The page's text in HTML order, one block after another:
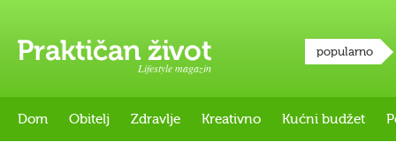
Lifestyle magazin
popularno
Dom Obitelj Zdravlje Kreativno Kućni budžet